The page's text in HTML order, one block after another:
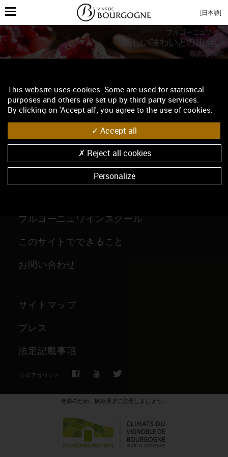
Toggle
[日本語]
ブルゴーニュワインスクール
このサイトでできること
お問い合わせ
サイトマップ
プレス
法定記載事項
公式アカウント
健康のため、飲み過ぎに注意しましょう。
This website uses cookies. Some are used for statistical
purposes and others are set up by third party services.
By clicking on 'Accept all', you agree to the use of cookies.
Accept all
Reject all cookies
Personalize